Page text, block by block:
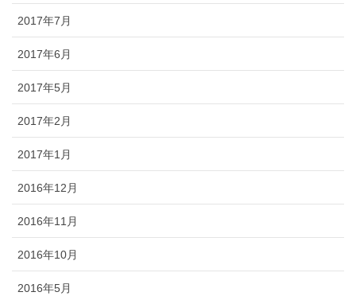
2017年7月
2017年6月
2017年5月
2017年2月
2017年1月
2016年12月
2016年11月
2016年10月
2016年5月